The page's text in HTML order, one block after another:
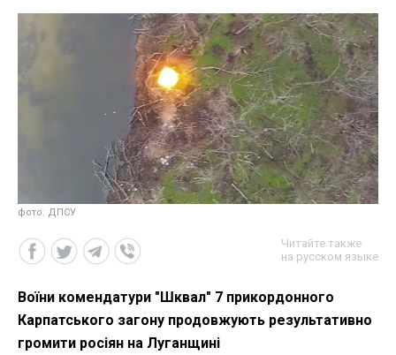
фото: ДПСУ
Читайте также
на русском языке
Воїни комендатури "Шквал" 7 прикордонного
Карпатського загону продовжують результативно
громити росіян на Луганщині